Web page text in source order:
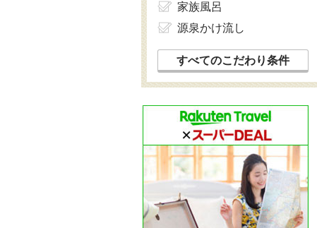
家族風呂
源泉かけ流し
すべてのこだわり条件